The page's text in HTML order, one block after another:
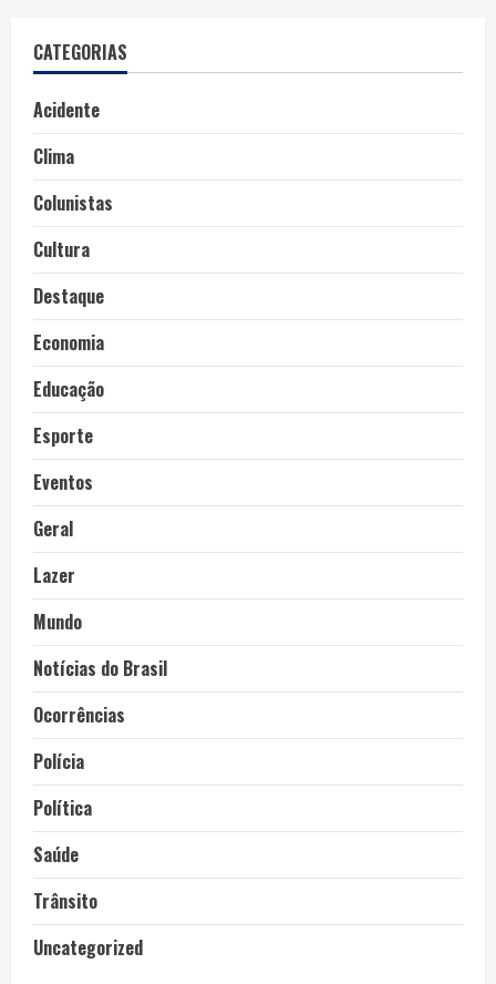
CATEGORIAS
Acidente
Clima
Colunistas
Cultura
Destaque
Economia
Educação
Esporte
Eventos
Geral
Lazer
Mundo
Notícias do Brasil
Ocorrências
Polícia
Política
Saúde
Trânsito
Uncategorized